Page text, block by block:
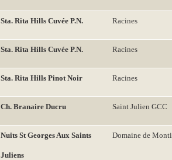
Sta. Rita Hills Cuvée P.N. Racines
Sta. Rita Hills Cuvée P.N. Racines
Sta. Rita Hills Pinot Noir Racines
Ch. Branaire Ducru Saint Julien GCC
Nuits St Georges Aux Saints
Juliens
Domaine de